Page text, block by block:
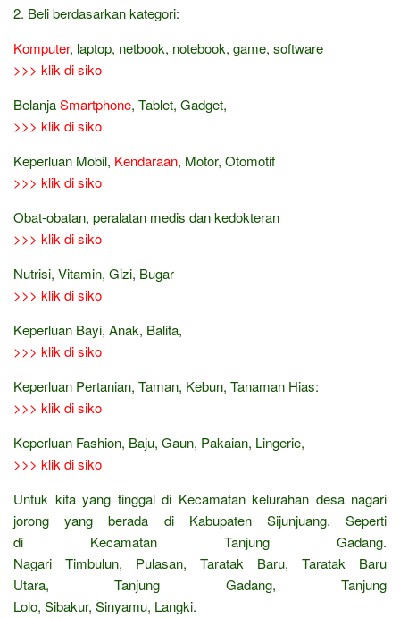
2. Beli berdasarkan kategori:
Komputer, laptop, netbook, notebook, game, software
>>> klik di siko
BelanjaSmartphone, Tablet, Gadget,
>>> klik di siko
Keperluan Mobil, Kendaraan, Motor, Otomotif
>>> klik di siko
Obat-obatan, peralatan medis dan kedokteran
>>> klik di siko
Nutrisi, Vitamin, Gizi, Bugar
>>> klik di siko
Keperluan Bayi, Anak, Balita,
>>> klik di siko
Keperluan Pertanian, Taman, Kebun, Tanaman Hias:
>>> klik di siko
Keperluan Fashion, Baju, Gaun, Pakaian, Lingerie,
>>> klik di siko
Untuk kita yang tinggal di Kecamatan kelurahan desa nagari
jorong yang berada di Kabupaten Sijunjuang. Seperti
di Kecamatan Tanjung Gadang.
Nagari Timbulun, Pulasan, Taratak Baru, Taratak Baru
Utara, Tanjung Gadang, Tanjung
Lolo, Sibakur, Sinyamu, Langki.